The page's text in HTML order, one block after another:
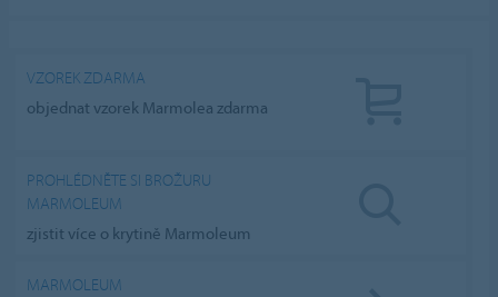
VZOREK ZDARMA
objednat vzorek Marmolea zdarma
PROHLÉDNĚTE SI BROŽURU
MARMOLEUM
zjistit více o krytině Marmoleum
MARMOLEUM